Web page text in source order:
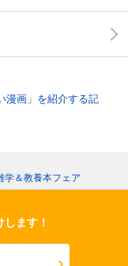
漫画」を紹介する記
学＆教養本フェア
ます！